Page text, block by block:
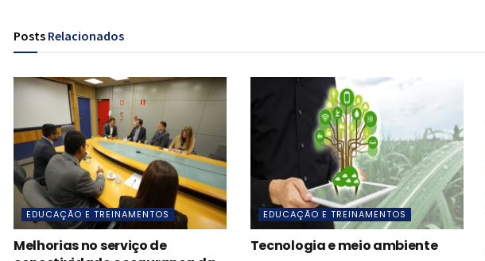
Posts Relacionados
EDUCAÇÃO E TREINAMENTOS
Melhorias no serviço de
EDUCAÇÃO E TREINAMENTOS
Tecnologia e meio ambiente